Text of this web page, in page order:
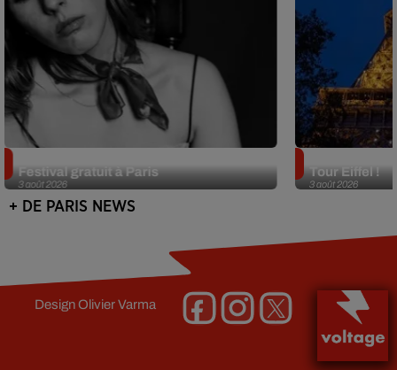
3 août 2026
Festival gratuit à Paris
3 août 2026
Tour Eiffel !
+ DE PARIS NEWS
DesignOlivier Varma